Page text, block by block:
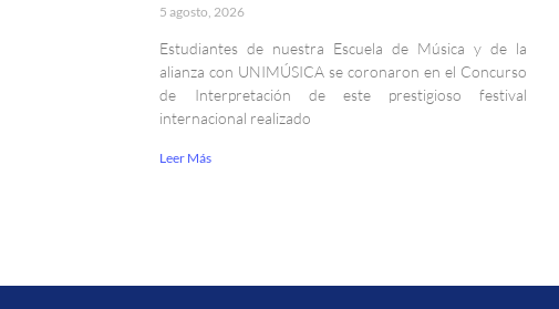
5 agosto, 2026
Estudiantes de nuestra Escuela de Música y de la
alianza con UNIMÚSICA se coronaron en el Concurso
de Interpretación de este prestigioso festival
internacional realizado
Leer Más